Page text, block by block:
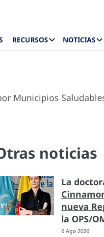
RECURSOS NOTICIAS
Municipios
noticias
La
nueva
la OPS/
6 Ago 2026